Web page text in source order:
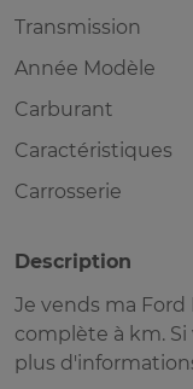
Transmission
Année Modèle
Carburant
Caractéristiques
Carrosserie
Description
Je vends ma Ford
complète à km.
plus